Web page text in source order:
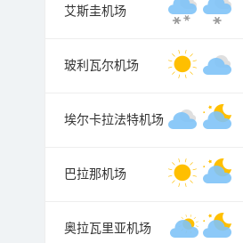
艾斯圭机场
玻利瓦尔机场
埃尔卡拉法特机场
巴拉那机场
奥拉瓦里亚机场